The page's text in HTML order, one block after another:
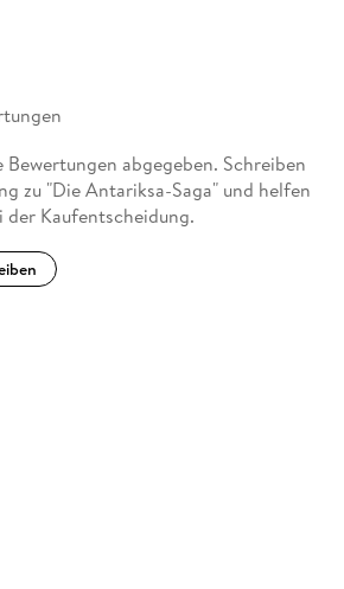
eine wachsende Anzahl von
Bewertungen abgegeben. Schreiben
zu "Die Antariksa-Saga" und helfen
der Kaufentscheidung.